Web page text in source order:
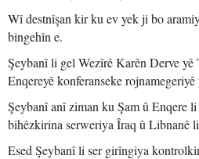
Wî destnîşan kir ku ev yek ji bo
bingehîn e.
Şeybanî li gel Wezîrê Karên Derve
Enqereyê konferanseke
Şeybanî anî ziman ku Şam û Enqere
bihêzkirina serweriya Îraq û Libnanê
Esed Şeybanî li ser girîngiya